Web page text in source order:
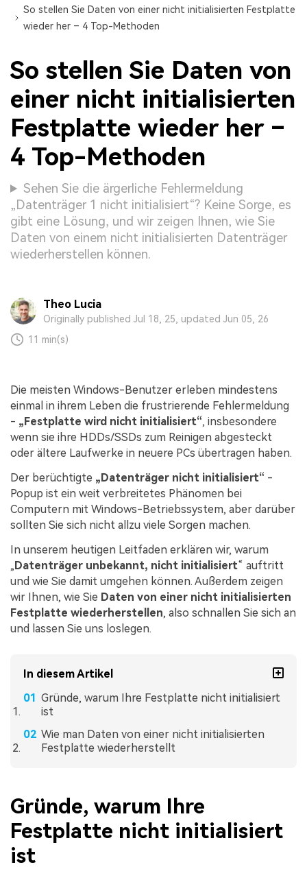
So stellen Sie Daten von einer nicht initialisierten Festplatte
wieder her – 4 Top-Methoden
So stellen Sie Daten von
einer nicht initialisierten
Festplatte wieder her –
4 Top-Methoden
Sehen Sie die ärgerliche Fehlermeldung
„Datenträger 1 nicht initialisiert“? Keine Sorge, es
gibt eine Lösung, und wir zeigen Ihnen, wie Sie
Daten von einem nicht initialisierten Datenträger
wiederherstellen können.
Theo Lucia
Originally published Jul 18, 25, updated Jun 05, 26
11 min(s)
Die meisten Windows-Benutzer erleben mindestens
einmal in ihrem Leben die frustrierende Fehlermeldung
- „ Festplatte wird nicht initialisiert“, insbesondere
wenn sie ihre HDDs/SSDs zum Reinigen abgesteckt
oder ältere Laufwerke in neuere PCs übertragen haben.
Der berüchtigte „ Datenträger nicht initialisiert“ -
Popup ist ein weit verbreitetes Phänomen bei
Computern mit Windows-Betriebssystem, aber darüber
sollten Sie sich nicht allzu viele Sorgen machen.
In unserem heutigen Leitfaden erklären wir, warum
„Datenträger unbekannt, nicht initialisiert“ auftritt
und wie Sie damit umgehen können. Außerdem zeigen
wir Ihnen, wie Sie Daten von einer nicht initialisierten
Festplatte wiederherstellen, also schnallen Sie sich an
und lassen Sie uns loslegen.
In diesem Artikel
Gründe, warum Ihre Festplatte nicht initialisiert
ist
Wie man Daten von einer nicht initialisierten
Festplatte wiederherstellt
Gründe, warum Ihre
Festplatte nicht initialisiert
ist